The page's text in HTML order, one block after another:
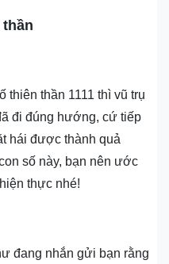
thiên thần 1111 thì vũ trụ
đi đúng hướng, cứ tiếp
hái được thành quả
số này, bạn nên ước
thực nhé!
đang nhắn gửi bạn rằng